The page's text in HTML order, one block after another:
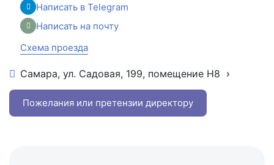
Написать в Telegram
Написать на почту
Схема проезда
Самара, ул. Садовая, 199, помещение Н8
+7 (993) 993-77-22
Написать в МАКС
Пожелания или претензии директору